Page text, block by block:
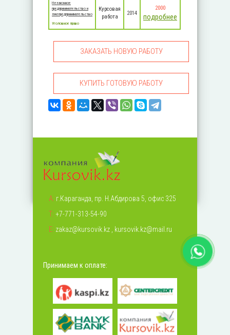
Незаконное
предпринимательство и
лжепредпринимательство
Уголовное право
Курсовая
работа
2014
2000
подробнее
ЗАКАЗАТЬ НОВУЮ РАБОТУ
КУПИТЬ ГОТОВУЮ РАБОТУ
А: г.Караганда, пр. Н.Абдирова 5, офис 325
Т: +7-771-313-54-90
Е: zakaz@kursovik.kz kursovik.kz@mail.ru
Принимаем к оплате: